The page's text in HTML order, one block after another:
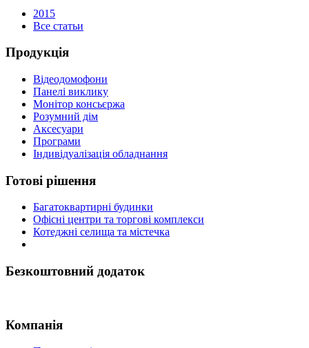
2015
Все статьи
Продукція
Відеодомофони
Панелі виклику
Монітор консьєржа
Розумний дім
Аксесуари
Програми
Індивідуалізація обладнання
Готові рішення
Багатоквартирні будинки
Офісні центри та торгові комплекси
Котеджні селища та містечка
Безкоштовний додаток
Компанія